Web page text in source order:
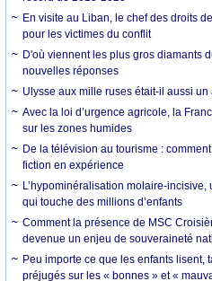
En visite au Liban, le chef des droits
pour les victimes du conflit
D'où viennent les plus gros diamants
nouvelles réponses
Ulysse aux mille ruses était-il aussi un
Avec la loi d’urgence agricole, la
sur les zones humides
De la télévision au tourisme :
fiction en expérience
L’hypominéralisation molaire-
qui touche des millions d’enfants
Comment la présence de MSC
devenue un enjeu de souveraineté
Peu importe ce que les enfants lisent,
préjugés sur les « bonnes » et «